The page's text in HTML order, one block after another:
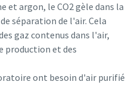
et argon, le CO2 gèle dans la
séparation de l'air. Cela
gaz contenus dans l'air,
production et des
ont besoin d'air purifié